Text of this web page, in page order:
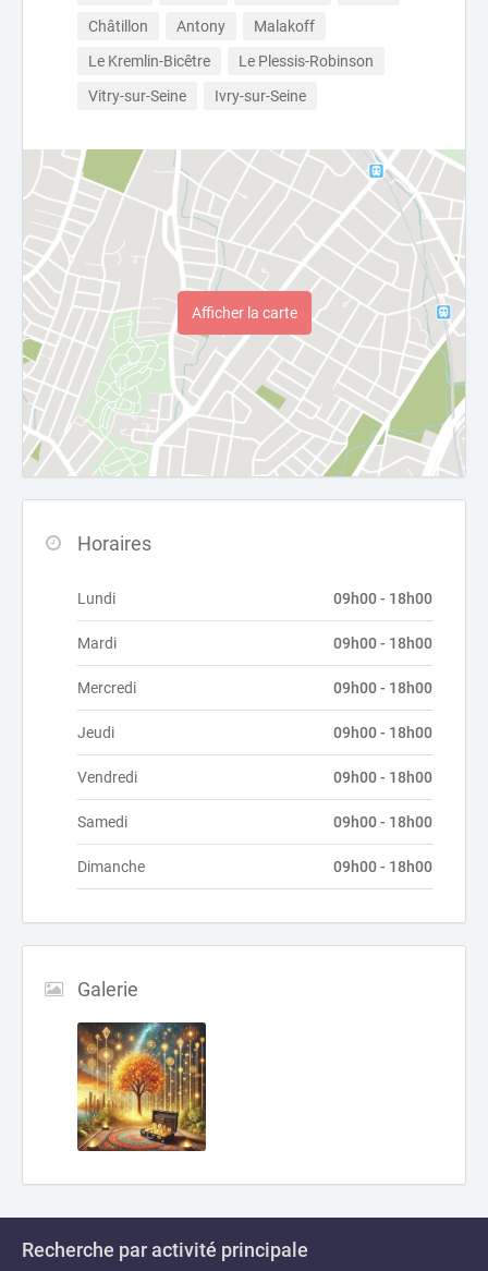
Châtillon Antony
Malakoff
Le Kremlin-Bicêtre
Le Plessis-Robinson
Vitry-sur-Seine
Ivry-sur-Seine
Afficher la carte
Horaires
Lundi 09h00 - 18h00
Mardi 09h00 - 18h00
Mercredi 09h00 - 18h00
Jeudi 09h00 - 18h00
Vendredi 09h00 - 18h00
Samedi 09h00 - 18h00
Dimanche 09h00 - 18h00
Galerie
Recherche par activité principale